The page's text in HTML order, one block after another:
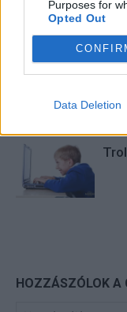
Purposes for
Opted Out
Data Deletion
HOZZÁSZÓLOK A